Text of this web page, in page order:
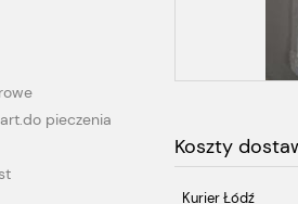
pieczenia
Koszty
Kurier Łódź